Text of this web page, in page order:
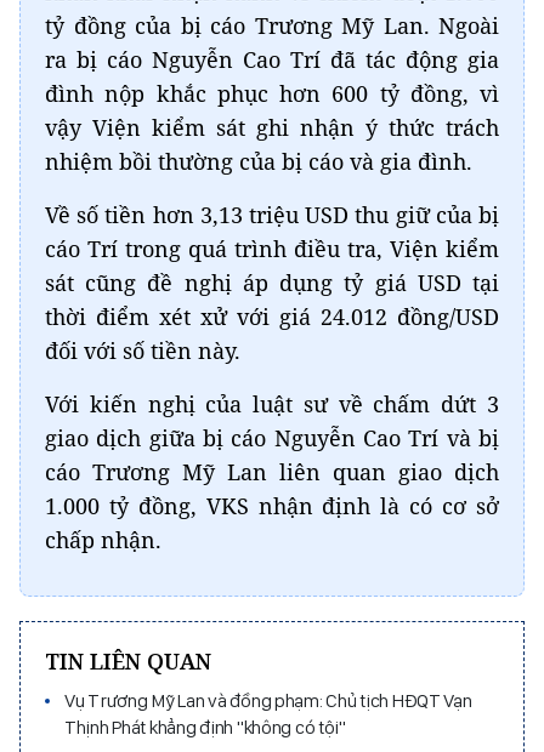
tỷ đồng của bị cáo Trương Mỹ Lan. Ngoài
ra bị cáo Nguyễn Cao Trí đã tác động gia
đình nộp khắc phục hơn 600 tỷ đồng, vì
vậy Viện kiểm sát ghi nhận ý thức trách
nhiệm bồi thường của bị cáo và gia đình.
Về số tiền hơn 3,13 triệu USD thu giữ của bị
cáo Trí trong quá trình điều tra, Viện kiểm
sát cũng đề nghị áp dụng tỷ giá USD tại
thời điểm xét xử với giá 24.012 đồng/USD
đối với số tiền này.
Với kiến nghị của luật sư về chấm dứt 3
giao dịch giữa bị cáo Nguyễn Cao Trí và bị
cáo Trương Mỹ Lan liên quan giao dịch
1.000 tỷ đồng, VKS nhận định là có cơ sở
chấp nhận.
TIN LIÊN QUAN
Vụ Trương Mỹ Lan và đồng phạm: Chủ tịch HĐQT Vạn
Thịnh Phát khẳng định "không có tội"